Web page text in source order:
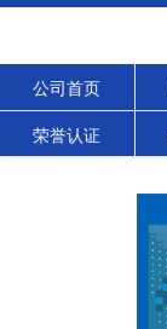
公司首页
荣誉认证